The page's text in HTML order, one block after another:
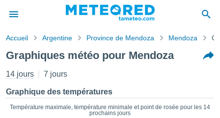
de
a
par
Accueil Argentine Province de Mendoza Mendoza
Graphiques météo pour Mendoza
14 jours 7 jours
Graphique des températures
Température maximale, température minimale et point de rosée pour les 14
prochains jours